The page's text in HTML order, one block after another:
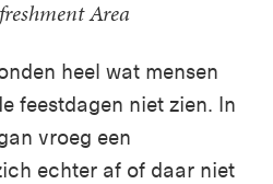
Area
heel wat mensen
feestdagen niet zien. In
vroeg een
echter af of daar niet